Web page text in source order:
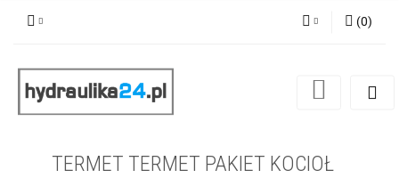
Zarejestruj się
(0)
TERMET TERMET PAKIET KOCIOŁ